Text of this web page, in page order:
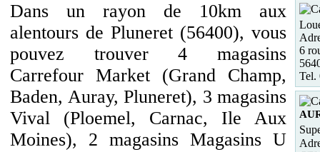
Dans un rayon de 10km aux
alentours de Pluneret (56400), vous
pouvez trouver 4 magasins
Carrefour Market (Grand Champ,
Baden, Auray, Pluneret), 3 magasins
Vival (Ploemel, Carnac, Ile Aux
Moines), 2 magasins Magasins U
6
Tel.